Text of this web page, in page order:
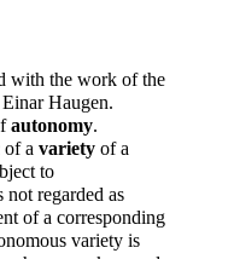
with the work of the
Haugen.
autonomy.
of a variety of a
to
not regarded as
of a corresponding
variety is